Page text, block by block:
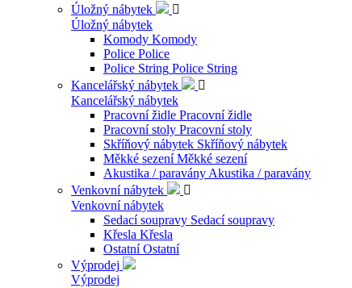
Úložný nábytek

Úložný nábytek
Komody Komody
Police Police
Police String Police String
Kancelářský nábytek

Kancelářský nábytek
Pracovní židle Pracovní židle
Pracovní stoly Pracovní stoly
Skříňový nábytek Skříňový nábytek
Měkké sezení Měkké sezení
Akustika / paravány Akustika / paravány
Venkovní nábytek

Venkovní nábytek
Sedací soupravy Sedací soupravy
Křesla Křesla
Ostatní Ostatní
Výprodej
Výprodej